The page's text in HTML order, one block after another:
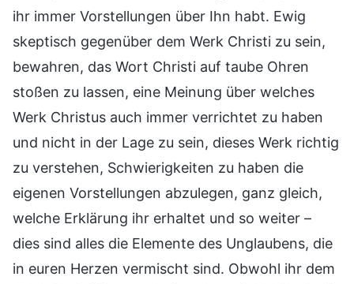
ihr immer Vorstellungen über Ihn habt. Ewig
skeptisch gegenüber dem Werk Christi zu sein,
bewahren, das Wort Christi auf taube Ohren
stoßen zu lassen, eine Meinung über welches
Werk Christus auch immer verrichtet zu haben
und nicht in der Lage zu sein, dieses Werk richtig
zu verstehen, Schwierigkeiten zu haben die
eigenen Vorstellungen abzulegen, ganz gleich,
welche Erklärung ihr erhaltet und so weiter –
dies sind alles die Elemente des Unglaubens, die
in euren Herzen vermischt sind. Obwohl ihr dem